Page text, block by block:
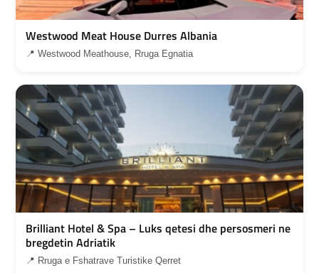
Westwood Meat House Durres Albania
📍 Westwood Meathouse, Rruga Egnatia
Brilliant Hotel & Spa – Luks qetesi dhe persosmeri ne
bregdetin Adriatik
📍 Rruga e Fshatrave Turistike Qerret